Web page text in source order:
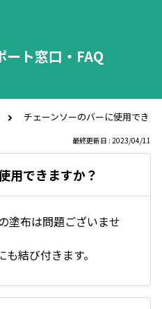
ト窓口・FAQ
チェーンソーのバーに使用できま
最終更新日 : 2023/04/11
用できますか？
塗布は問題ございませ
結び付きます。